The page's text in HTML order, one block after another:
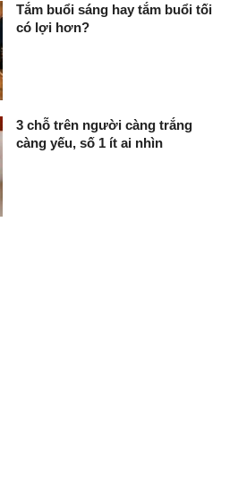
Tắm buổi sáng hay tắm buổi tối
có lợi hơn?
3 chỗ trên người càng trắng
càng yếu, số 1 ít ai nhìn